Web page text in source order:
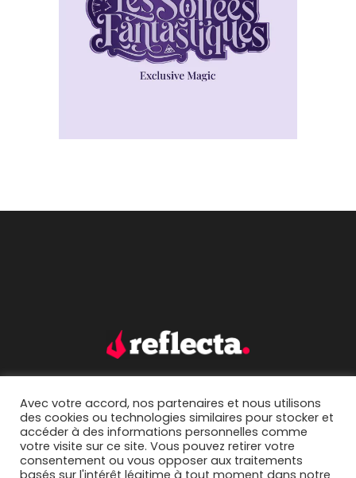
accueil. portfolio.
mentions légales. contact.
Avec votre accord, nos partenaires et nous utilisons
des cookies ou technologies similaires pour stocker et
accéder à des informations personnelles comme
votre visite sur ce site. Vous pouvez retirer votre
consentement ou vous opposer aux traitements
basés sur l'intérêt légitime à tout moment dans notre